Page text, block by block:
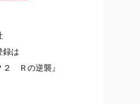
録は
２ Ｒの逆襲』